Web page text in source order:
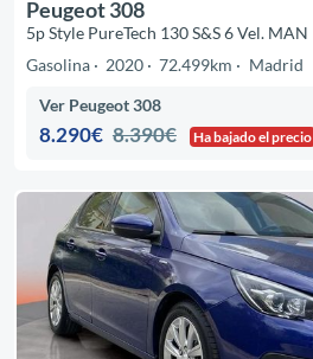
Peugeot 308
5p Style PureTech 130 S&S 6 Vel. MAN
Gasolina
2020 72.499km Madrid
Ver Peugeot 308
8.290€ 8.390€ Ha bajado el precio